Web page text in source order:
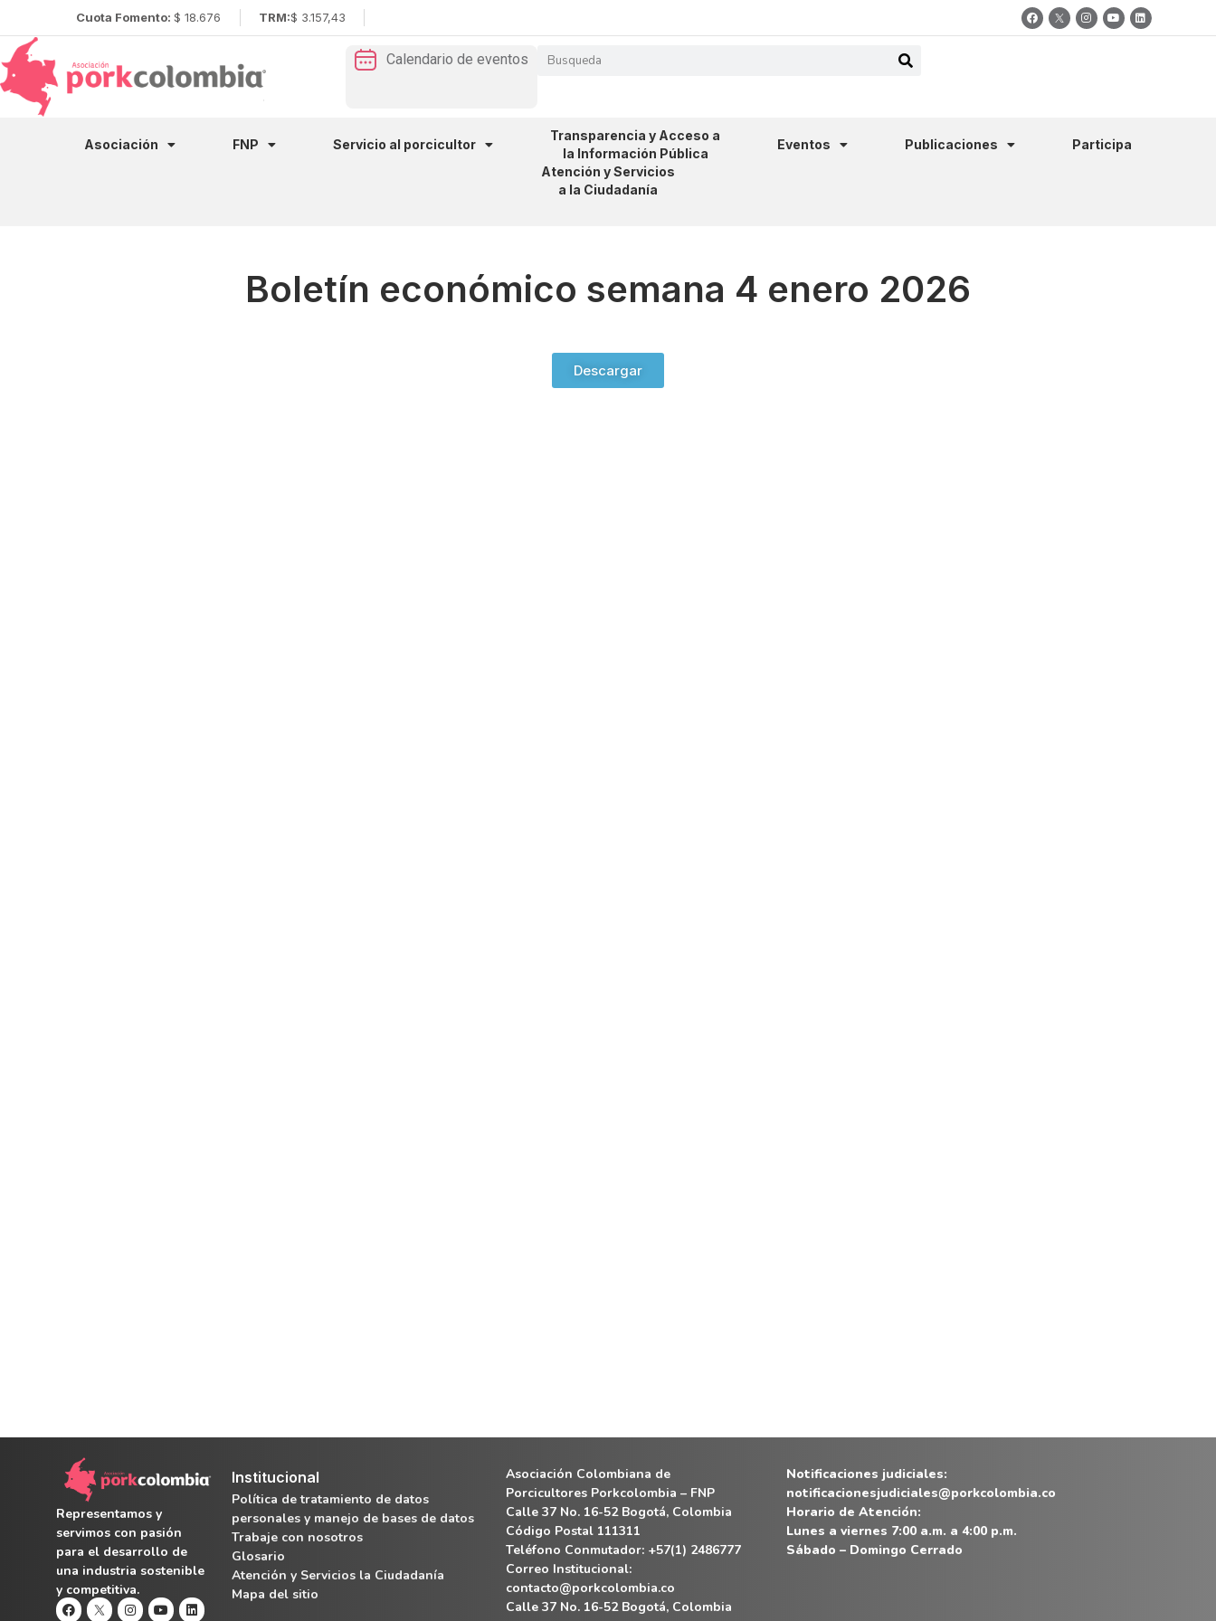
Cuota Fomento: $ 18.676 TRM:$ 3.157,43
Calendario de eventos
Asociación FNP Servicio al porcicultor
Transparencia y Acceso a
la Información Pública
Eventos Publicaciones
Participa
Atención y Servicios
a la Ciudadanía
Boletín económico semana 4 enero 2026
Descargar
Representamos y
servimos con pasión
para el desarrollo de
una industria sostenible
y competitiva.
Institucional
Política de tratamiento de datos
personales y manejo de bases de datos
Trabaje con nosotros
Glosario
Atención y Servicios la Ciudadanía
Mapa del sitio
Asociación Colombiana de
Porcicultores Porkcolombia – FNP
Calle 37 No. 16-52 Bogotá, Colombia
Código Postal 111311
Teléfono Conmutador: +57(1) 2486777
Correo Institucional:
contacto@porkcolombia.co
Calle 37 No. 16-52 Bogotá, Colombia
Notificaciones judiciales:
notificacionesjudiciales@porkcolombia.co
Horario de Atención:
Lunes a viernes 7:00 a.m. a 4:00 p.m.
Sábado – Domingo Cerrado